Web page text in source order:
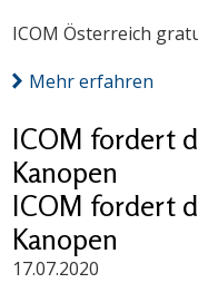
ICOM Österreich
Mehr erfahren
ICOM fordert
Kanopen
ICOM fordert
Kanopen
17.07.2020